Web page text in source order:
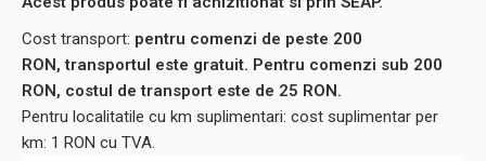
Cost transport: pentru comenzi de peste 200
RON, transportul este gratuit. Pentru comenzi sub 200
RON, costul de transport este de 25 RON.
Pentru localitatile cu km suplimentari: cost suplimentar per
km: 1 RON cu TVA.